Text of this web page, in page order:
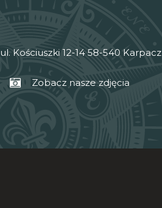
ul. Kościuszki 12-14 58-540 Karpacz
Zobacz nasze zdjęcia